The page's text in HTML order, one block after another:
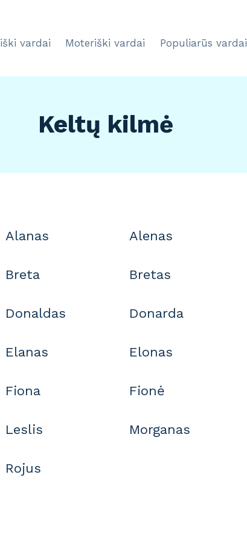
vardai Moteriški vardai Populiarūs vardai
Keltų kilmė
Alanas Alenas
Breta Bretas
Donaldas Donarda
Elanas Elonas
Fiona Fionė
Leslis Morganas
Rojus